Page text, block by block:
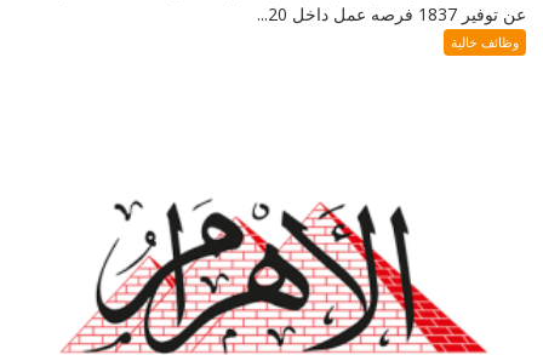
عن توفير 1837 فرصه عمل داخل 20...
وظائف خالية